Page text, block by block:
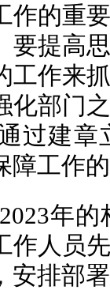
作的重
要提高
工作来
化部门
过建
障工作
年
作人员
安排部